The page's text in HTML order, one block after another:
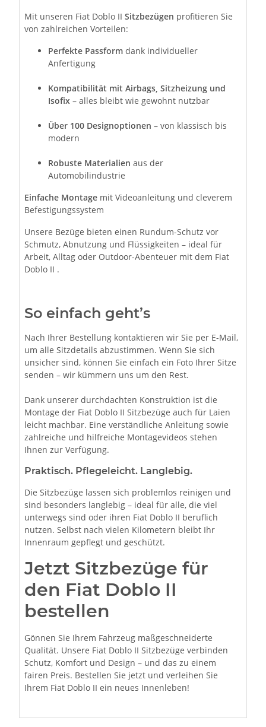
Mit unseren Fiat Doblo II Sitzbezügen profitieren Sie
von zahlreichen Vorteilen:
Perfekte Passform dank individueller
Anfertigung
Kompatibilität mit Airbags, Sitzheizung und
Isofix – alles bleibt wie gewohnt nutzbar
Über 100 Designoptionen – von klassisch bis
modern
Robuste Materialien aus der
Automobilindustrie
Einfache Montage mit Videoanleitung und cleverem
Befestigungssystem
Unsere Bezüge bieten einen Rundum-Schutz vor
Schmutz, Abnutzung und Flüssigkeiten – ideal für
Arbeit, Alltag oder Outdoor-Abenteuer mit dem Fiat
Doblo II .
So einfach geht’s
Nach Ihrer Bestellung kontaktieren wir Sie per E-Mail,
um alle Sitzdetails abzustimmen. Wenn Sie sich
unsicher sind, können Sie einfach ein Foto Ihrer Sitze
senden – wir kümmern uns um den Rest.
Dank unserer durchdachten Konstruktion ist die
Montage der Fiat Doblo II Sitzbezüge auch für Laien
leicht machbar. Eine verständliche Anleitung sowie
zahlreiche und hilfreiche Montagevideos stehen
Ihnen zur Verfügung.
Praktisch. Pflegeleicht. Langlebig.
Die Sitzbezüge lassen sich problemlos reinigen und
sind besonders langlebig – ideal für alle, die viel
unterwegs sind oder ihren Fiat Doblo II beruflich
nutzen. Selbst nach vielen Kilometern bleibt Ihr
Innenraum gepflegt und geschützt.
Jetzt Sitzbezüge für
den Fiat Doblo II
bestellen
Gönnen Sie Ihrem Fahrzeug maßgeschneiderte
Qualität. Unsere Fiat Doblo II Sitzbezüge verbinden
Schutz, Komfort und Design – und das zu einem
fairen Preis. Bestellen Sie jetzt und verleihen Sie
Ihrem Fiat Doblo II ein neues Innenleben!